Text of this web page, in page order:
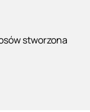
stworzona